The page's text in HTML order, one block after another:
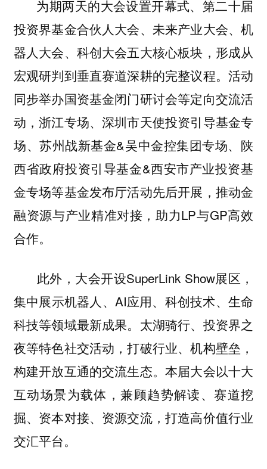
为期两天的大会设置开幕式、第二十届
投资界基金合伙人大会、未来产业大会、机
器人大会、科创大会五大核心板块，形成从
宏观研判到垂直赛道深耕的完整议程。活动
同步举办国资基金闭门研讨会等定向交流活
动，浙江专场、深圳市天使投资引导基金专
场、苏州战新基金&吴中金控集团专场、陕
西省政府投资引导基金&西安市产业投资基
金专场等基金发布厅活动先后开展，推动金
融资源与产业精准对接，助力LP与GP高效
合作。
此外，大会开设SuperLink Show展区，
集中展示机器人、AI应用、科创技术、生命
科技等领域最新成果。太湖骑行、投资界之
夜等特色社交活动，打破行业、机构壁垒，
构建开放互通的交流生态。本届大会以十大
互动场景为载体，兼顾趋势解读、赛道挖
掘、资本对接、资源交流，打造高价值行业
交汇平台。